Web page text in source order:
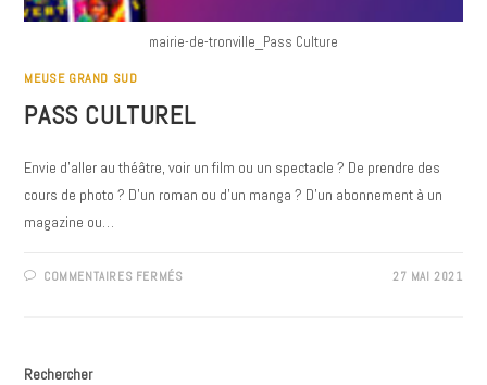
mairie-de-tronville_Pass Culture
MEUSE GRAND SUD
PASS CULTUREL
Envie d’aller au théâtre, voir un film ou un spectacle ? De prendre des
cours de photo ? D’un roman ou d’un manga ? D’un abonnement à un
magazine ou…
COMMENTAIRES FERMÉSSUR 27 MAI 2021
Rechercher